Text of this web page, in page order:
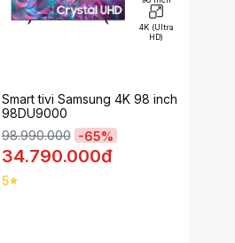
4K (Ultra
HD)
Smart tivi Samsung 4K 98 inch
98DU9000
98.990.000 -65%
34.790.000đ
5